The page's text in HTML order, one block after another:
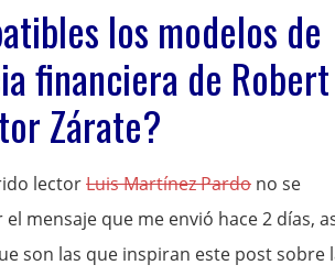
los modelos de
financiera de Robert
Zárate?
lectorLuis Martínez Pardo no se
mensaje que me envió hace 2 días,
son las que inspiran este post sobre